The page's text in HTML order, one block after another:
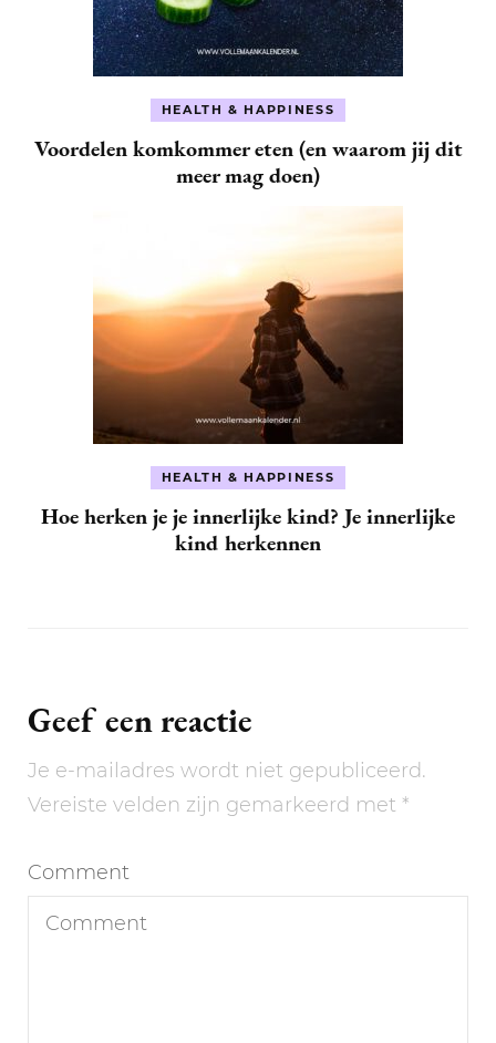
HEALTH & HAPPINESS
Voordelen komkommer eten (en waarom jij dit
meer mag doen)
HEALTH & HAPPINESS
Hoe herken je je innerlijke kind? Je innerlijke
kind herkennen
Geef een reactie
Je e-mailadres wordt niet gepubliceerd.
Vereiste velden zijn gemarkeerd met *
Comment